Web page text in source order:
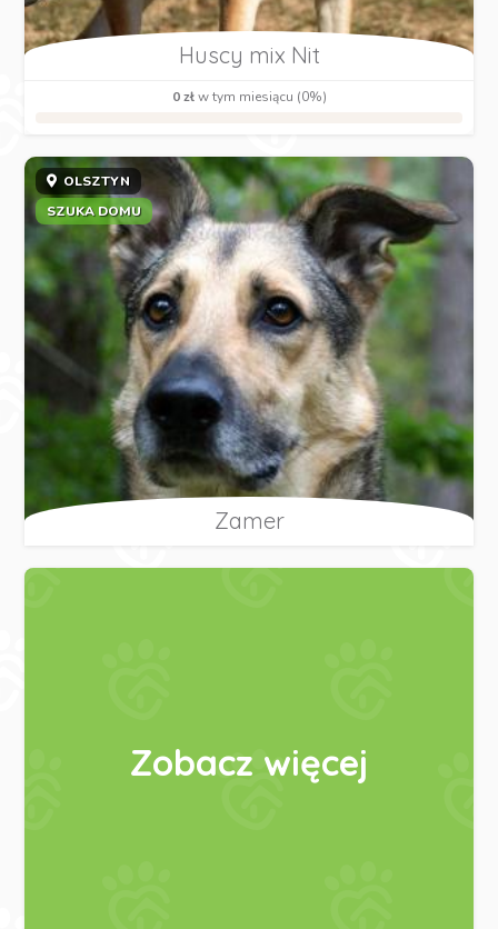
Huscy mix Nit
0 złw tym miesiącu (0%)
OLSZTYN
SZUKA DOMU
Zamer
Zobacz więcej